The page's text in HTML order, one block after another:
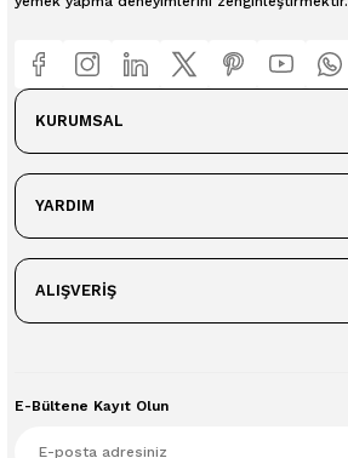
KURUMSAL
YARDIM
ALIŞVERİŞ
E-Bültene Kayıt Olun